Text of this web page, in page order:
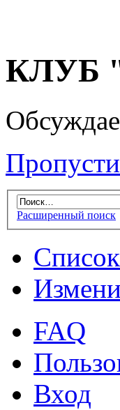
КЛУБ
Расширенный поиск
FAQ
Вход